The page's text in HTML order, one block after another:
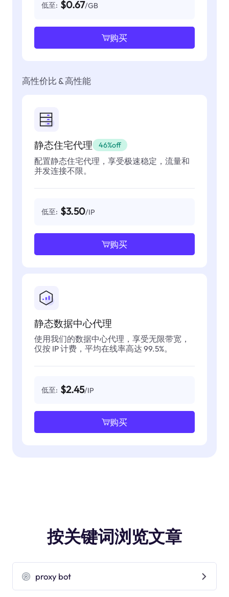
低至: $0.67/GB
购买
高性价比 & 高性能
静态住宅代理 46%off
配置静态住宅代理，享受极速稳定，流量和
并发连接不限。
低至: $3.50/IP
购买
静态数据中心代理
使用我们的数据中心代理，享受无限带宽，
仅按 IP 计费，平均在线率高达 99.5%。
低至: $2.45/IP
购买
按关键词浏览文章
proxy bot